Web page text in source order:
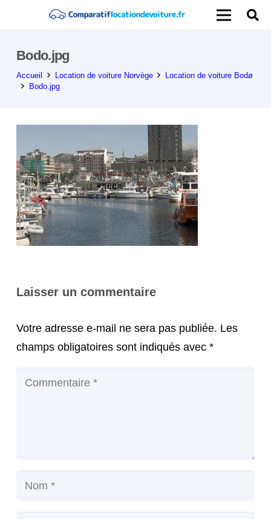
Bodo.jpg
Accueil Location de voiture Norvège
Location de voiture Bodø
Bodo.jpg
Laisser un commentaire
Votre adresse e-mail ne sera pas publiée. Les
champs obligatoires sont indiqués avec *